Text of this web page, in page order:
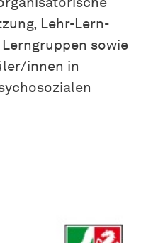
Lehr-Lern-
sowie
innen in